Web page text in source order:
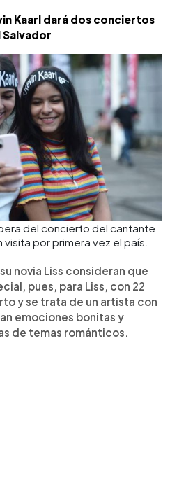
Kaarl dará dos conciertos
Salvador
del concierto del cantante
por primera vez el país.
novia Liss consideran que
pues, para Liss, con 22
y se trata de un artista con
emociones bonitas y
de temas románticos.